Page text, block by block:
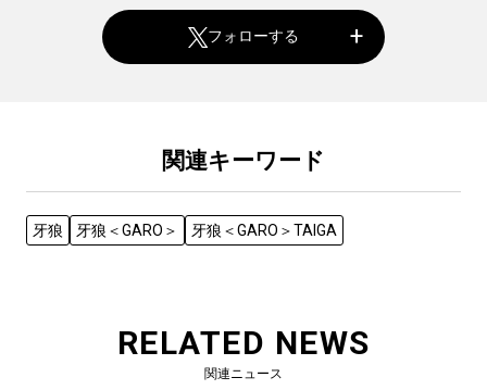
フォローする
関連キーワード
牙狼 牙狼＜GARO＞ 牙狼＜GARO＞TAIGA
RELATED NEWS
関連ニュース